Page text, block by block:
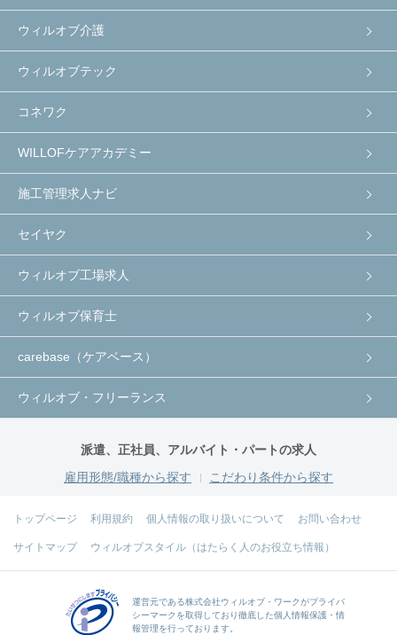
ウィルオブ介護
ウィルオブテック
コネワク
WILLOFケアアカデミー
施工管理求人ナビ
セイヤク
ウィルオブ工場求人
ウィルオブ保育士
carebase（ケアベース）
ウィルオブ・フリーランス
派遣、正社員、アルバイト・パートの求人
雇用形態/職種から探す
こだわり条件から探す
トップページ 利用規約 個人情報の取り扱いについて お問い合わせ
サイトマップ ウィルオブスタイル（はたらく人のお役立ち情報）
運営元である株式会社ウィルオブ・ワークがプライバ
シーマークを取得しており徹底した個人情報保護・情
報管理を行っております。